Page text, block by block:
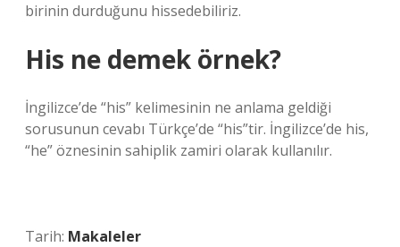
birinin durduğunu hissedebiliriz.
His ne demek örnek?
İngilizce’de “his” kelimesinin ne anlama geldiği
sorusunun cevabı Türkçe’de “his”tir. İngilizce’de his,
“he” öznesinin sahiplik zamiri olarak kullanılır.
Tarih: Makaleler